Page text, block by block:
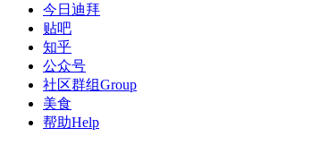
今日迪拜
贴吧
知乎
公众号
社区群组Group
美食
帮助Help